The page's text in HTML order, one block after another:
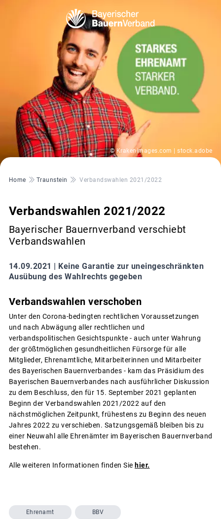
© Krakenimages.com | stock.adobe
Pfadnavigation
Home Traunstein Verbandswahlen 2021/2022
Verbandswahlen 2021/2022
Bayerischer Bauernverband verschiebt
Verbandswahlen
14.09.2021 | Keine Garantie zur uneingeschränkten
Ausübung des Wahlrechts gegeben
Verbandswahlen verschoben
Unter den Corona-bedingten rechtlichen Voraussetzungen
und nach Abwägung aller rechtlichen und
verbandspolitischen Gesichtspunkte - auch unter Wahrung
der größtmöglichen gesundheitlichen Fürsorge für alle
Mitglieder, Ehrenamtliche, Mitarbeiterinnen und Mitarbeiter
des Bayerischen Bauernverbandes - kam das Präsidium des
Bayerischen Bauernverbandes nach ausführlicher Diskussion
zu dem Beschluss, den für 15. September 2021 geplanten
Beginn der Verbandswahlen 2021/2022 auf den
nächstmöglichen Zeitpunkt, frühestens zu Beginn des neuen
Jahres 2022 zu verschieben. Satzungsgemäß bleiben bis zu
einer Neuwahl alle Ehrenämter im Bayerischen Bauernverband
bestehen.
Alle weiteren Informationen finden Sie hier.
Ehrenamt BBV